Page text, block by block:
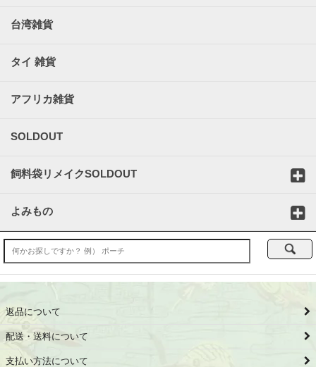
台湾雑貨
タイ 雑貨
アフリカ雑貨
SOLDOUT
飼料袋リメイクSOLDOUT
よみもの
返品について
配送・送料について
支払い方法について